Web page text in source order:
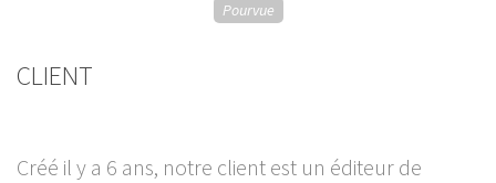
Pourvue
CLIENT
Créé il y a 6 ans, notre client est un éditeur de